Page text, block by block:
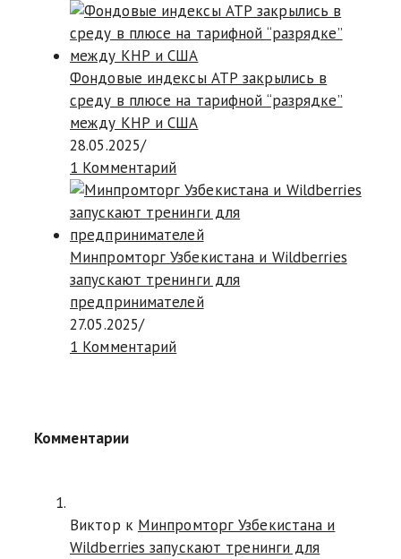
Фондовые индексы АТР закрылись в
среду в плюсе на тарифной “разрядке”
между КНР и США
28.05.2025/
1 Комментарий
Минпромторг Узбекистана и Wildberries
запускают тренинги для
предпринимателей
27.05.2025/
1 Комментарий
Комментарии
Виктор к Минпромторг Узбекистана и
Wildberries запускают тренинги для